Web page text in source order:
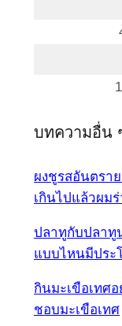
บทความอื่น
ผงชูรสอันตรา
เกินไปแล้วผม
ปลาทูกับปลาทู
แบบไหนมีประ
กินมะเขือเทศ
ชอบมะเขือเทศ